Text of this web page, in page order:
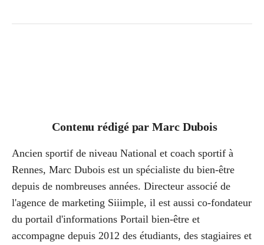
Contenu rédigé parMarc Dubois
Ancien sportif de niveau National et coach sportif à
Rennes, Marc Dubois est un spécialiste du bien-être
depuis de nombreuses années. Directeur associé de
l'agence de marketing Siiimple, il est aussi co-fondateur
du portail d'informations Portail bien-être et
accompagne depuis 2012 des étudiants, des stagiaires et